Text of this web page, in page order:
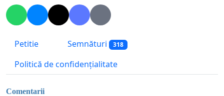
Petitie Semnături 318
Politică de confidențialitate
Comentarii